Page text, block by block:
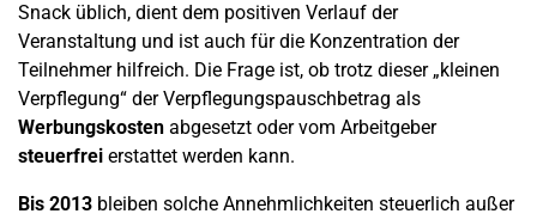
Snack üblich, dient dem positiven Verlauf der
Veranstaltung und ist auch für die Konzentration der
Teilnehmer hilfreich. Die Frage ist, ob trotz dieser „kleinen
Verpflegung“ der Verpflegungspauschbetrag als
Werbungskosten abgesetzt oder vom Arbeitgeber
steuerfrei erstattet werden kann.
Bis 2013 bleiben solche Annehmlichkeiten steuerlich außer